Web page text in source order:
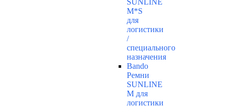
SUNLINE
M*S
для
логистики
/
специального
назначения
Bando
Ремни
SUNLINE
M для
логистики